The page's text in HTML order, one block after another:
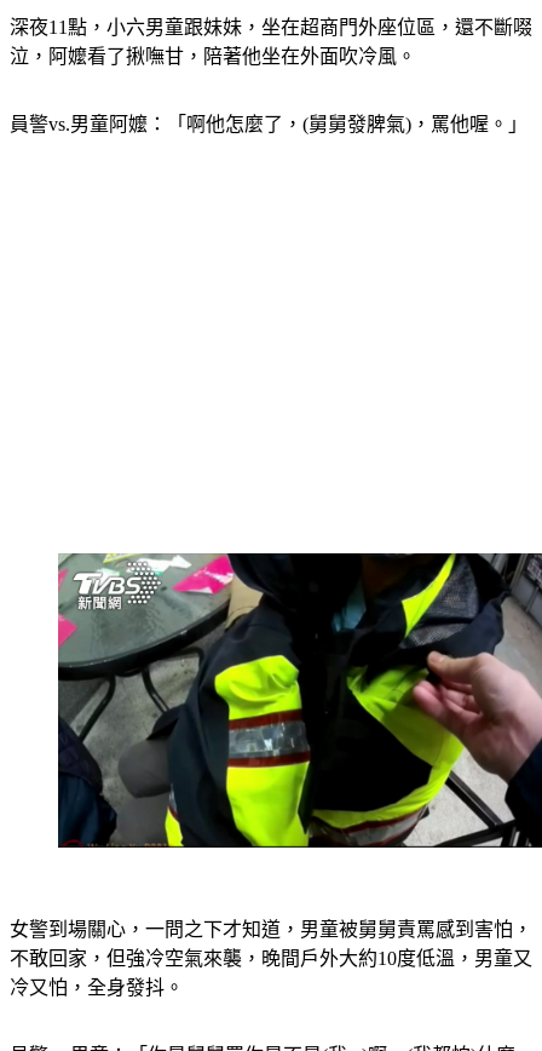
深夜11點，小六男童跟妹妹，坐在超商門外座位區，還不斷啜
泣，阿嬤看了揪嘸甘，陪著他坐在外面吹冷風。
員警vs.男童阿嬤：「啊他怎麼了，(舅舅發脾氣)，罵他喔。」
女警到場關心，一問之下才知道，男童被舅舅責罵感到害怕，
不敢回家，但強冷空氣來襲，晚間戶外大約10度低溫，男童又
冷又怕，全身發抖。